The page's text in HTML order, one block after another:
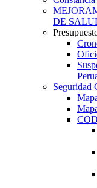
DE
Seguridad